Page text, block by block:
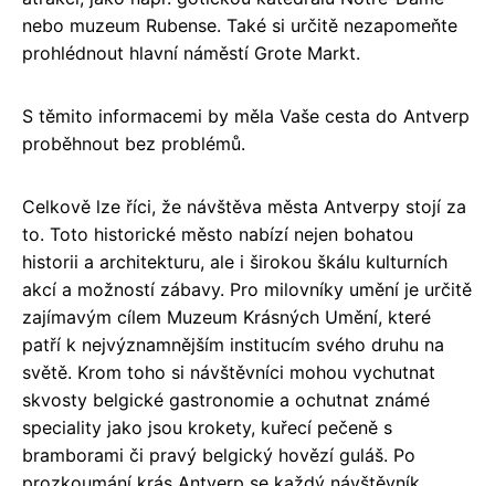
nebo muzeum Rubense. Také si určitě nezapomeňte
prohlédnout hlavní náměstí Grote Markt.
S těmito informacemi by měla Vaše cesta do Antverp
proběhnout bez problémů.
Celkově lze říci, že návštěva města Antverpy stojí za
to. Toto historické město nabízí nejen bohatou
historii a architekturu, ale i širokou škálu kulturních
akcí a možností zábavy. Pro milovníky umění je určitě
zajímavým cílem Muzeum Krásných Umění, které
patří k nejvýznamnějším institucím svého druhu na
světě. Krom toho si návštěvníci mohou vychutnat
skvosty belgické gastronomie a ochutnat známé
speciality jako jsou krokety, kuřecí pečeně s
bramborami či pravý belgický hovězí guláš. Po